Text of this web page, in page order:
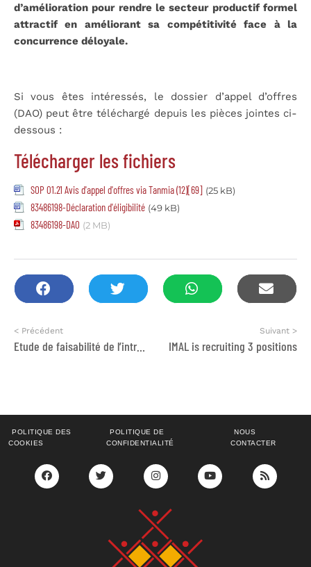
d’amélioration pour rendre le secteur productif formel
attractif en améliorant sa compétitivité face à la
concurrence déloyale.
Si vous êtes intéressés, le dossier d’appel d’offres
(DAO) peut être téléchargé depuis les pièces jointes ci-
dessous :
Télécharger les fichiers
SOP 01.21 Avis d'appel d'offres via Tanmia (12)[69] (25 kB)
83486198-Déclaration d'éligibilité (49 kB)
83486198-DAO (2 MB)
< Précédent
Etude de faisabilité de l’introduction des standards concernant les données ouvertes sur les contrats OCDS
Suivant >
IMAL is recruiting 3 positions
POLITIQUE DES
COOKIES
POLITIQUE DE
CONFIDENTIALITÉ
NOUS
CONTACTER